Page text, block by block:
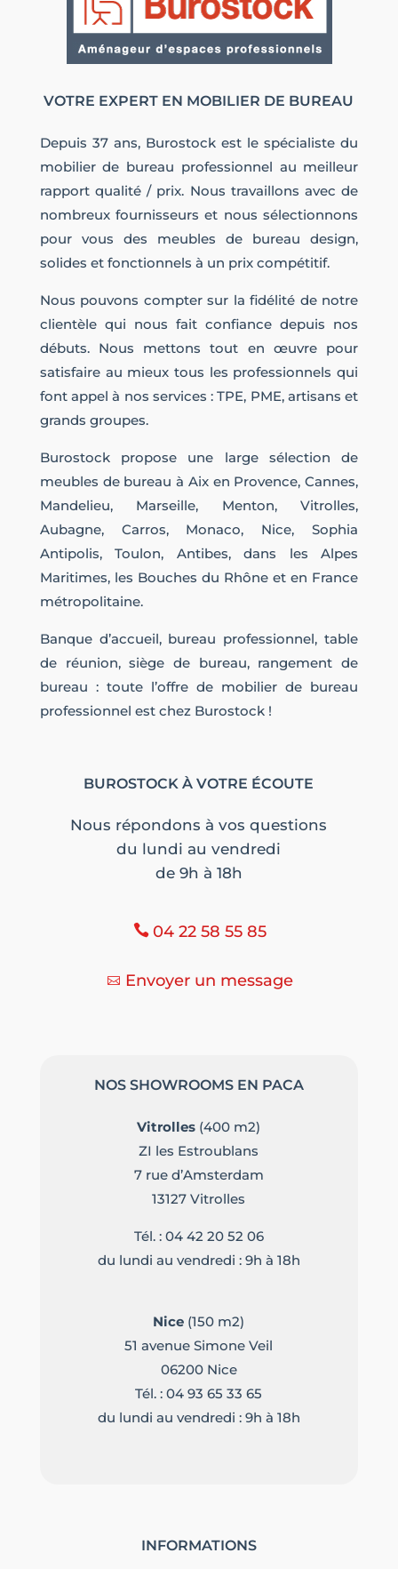
VOTRE EXPERT EN MOBILIER DE BUREAU
Depuis 37 ans, Burostock est le spécialiste du
mobilier de bureau professionnel au meilleur
rapport qualité / prix. Nous travaillons avec de
nombreux fournisseurs et nous sélectionnons
pour vous des meubles de bureau design,
solides et fonctionnels à un prix compétitif.
Nous pouvons compter sur la fidélité de notre
clientèle qui nous fait confiance depuis nos
débuts. Nous mettons tout en œuvre pour
satisfaire au mieux tous les professionnels qui
font appel à nos services : TPE, PME, artisans et
grands groupes.
Burostock propose une large sélection de
meubles de bureau à Aix en Provence, Cannes,
Mandelieu, Marseille, Menton, Vitrolles,
Aubagne, Carros, Monaco, Nice, Sophia
Antipolis, Toulon, Antibes, dans les Alpes
Maritimes, les Bouches du Rhône et en France
métropolitaine.
Banque d’accueil, bureau professionnel, table
de réunion, siège de bureau, rangement de
bureau : toute l’offre de mobilier de bureau
professionnel est chez Burostock !
BUROSTOCK À VOTRE ÉCOUTE
Nous répondons à vos questions
du lundi au vendredi
de 9h à 18h
04 22 58 55 85
Envoyer un message
NOS SHOWROOMS EN PACA
Vitrolles (400 m2)
ZI les Estroublans
7 rue d’Amsterdam
13127 Vitrolles
Tél. : 04 42 20 52 06
du lundi au vendredi : 9h à 18h
Nice (150 m2)
51 avenue Simone Veil
06200 Nice
Tél. :04 93 65 33 65
du lundi au vendredi : 9h à 18h
INFORMATIONS